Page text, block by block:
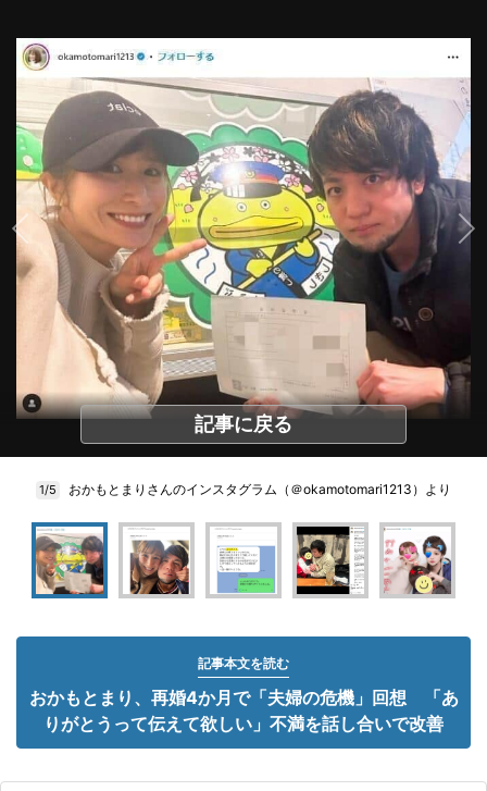
記事に戻る
1/5 おかもとまりさんのインスタグラム（＠okamotomari1213）より
記事本文を読む
おかもとまり、再婚4か月で「夫婦の危機」回想 「あ
りがとうって伝えて欲しい」不満を話し合いで改善